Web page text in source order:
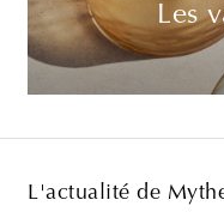
Les
L'actualité de